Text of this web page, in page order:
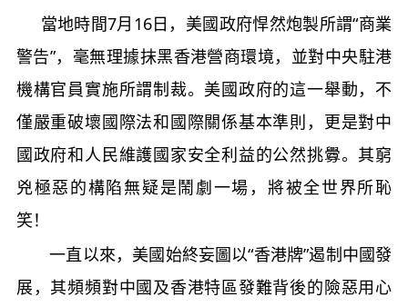
當地時間7月16日，美國政府悍然炮製所謂“商業
警告”，毫無理據抹黑香港營商環境，並對中央駐港
機構官員實施所謂制裁。美國政府的這一舉動，不
僅嚴重破壞國際法和國際關係基本準則，更是對中
國政府和人民維護國家安全利益的公然挑釁。其窮
兇極惡的構陷無疑是鬧劇一場，將被全世界所恥
笑！
一直以來，美國始終妄圖以“香港牌”遏制中國發
展，其頻頻對中國及香港特區發難背後的險惡用心